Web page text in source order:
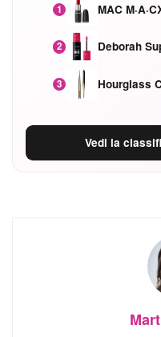
1
2 Deborah
3
Vedi la